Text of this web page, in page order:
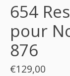
654
pour
876
€129,00